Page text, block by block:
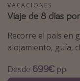
Camping
Viajes en tren
Ofertas para
VACACIONES
Viaje de 8 días
Recorre el país en
alojamiento, guía,
Desde 699€ pp